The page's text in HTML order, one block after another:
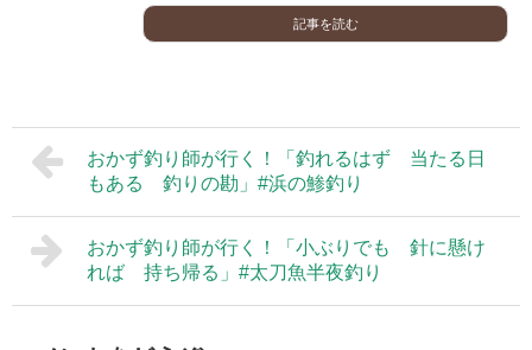
記事を読む
おかず釣り師が行く！「釣れるはず 当たる日
もある 釣りの勘」#浜の鯵釣り
おかず釣り師が行く！「小ぶりでも 針に懸け
れば 持ち帰る」#太刀魚半夜釣り